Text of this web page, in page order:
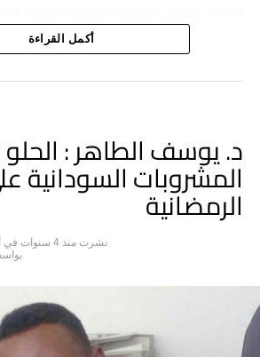
لن يهدأ لها بال حتى يتمّ تطهير الصحراء
التي تنشط في التهريب والإتجار بالبشر و
يقول عثمان علي عبد الجديدأن قواته في
أكمل القراءة
د. يوسف الطاهر : الحلو
المشروبات السودانية
الرمضانية
نشرت منذ 4 سنوات في